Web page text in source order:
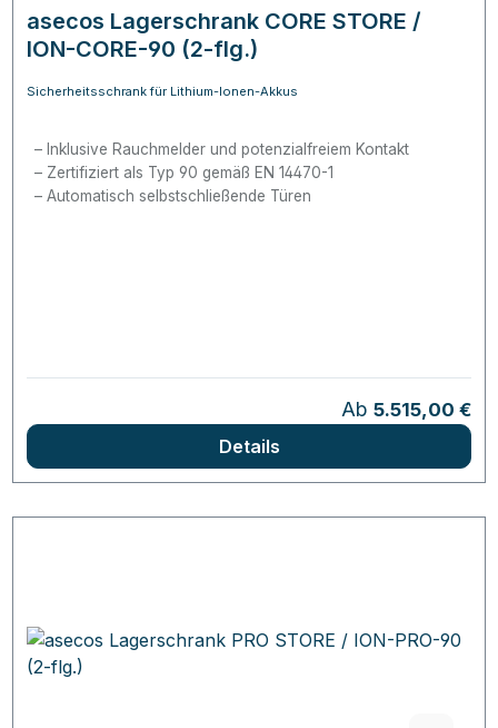
asecos Lagerschrank CORE STORE /
ION-CORE-90 (2-flg.)
Sicherheitsschrank für Lithium-Ionen-Akkus
Inklusive Rauchmelder und potenzialfreiem Kontakt
Zertifiziert als Typ 90 gemäß EN 14470-1
Automatisch selbstschließende Türen
Regulärer Preis:
Ab 5.515,00 €
Details